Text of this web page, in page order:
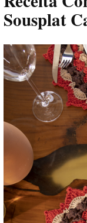
Sousplat